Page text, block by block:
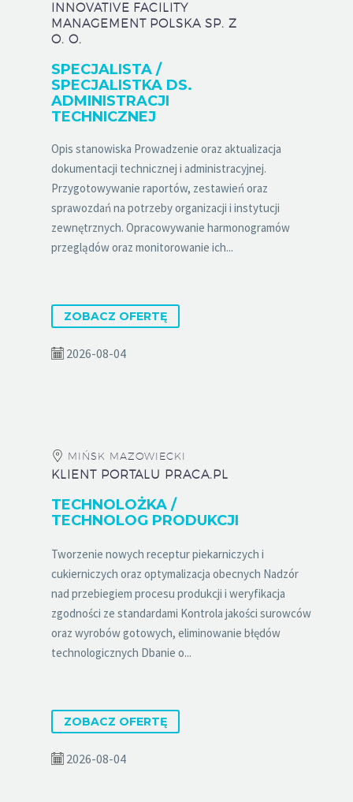
INNOVATIVE FACILITY
MANAGEMENT POLSKA SP. Z
O. O.
SPECJALISTA /
SPECJALISTKA DS.
ADMINISTRACJI
TECHNICZNEJ
Opis stanowiska Prowadzenie oraz aktualizacja
dokumentacji technicznej i administracyjnej.
Przygotowywanie raportów, zestawień oraz
sprawozdań na potrzeby organizacji i instytucji
zewnętrznych. Opracowywanie harmonogramów
przeglądów oraz monitorowanie ich...
ZOBACZ OFERTĘ
2026-08-04
MIŃSK MAZOWIECKI
KLIENT PORTALU PRACA.PL
TECHNOLOŻKA /
TECHNOLOG PRODUKCJI
Tworzenie nowych receptur piekarniczych i
cukierniczych oraz optymalizacja obecnych Nadzór
nad przebiegiem procesu produkcji i weryfikacja
zgodności ze standardami Kontrola jakości surowców
oraz wyrobów gotowych, eliminowanie błędów
technologicznych Dbanie o...
ZOBACZ OFERTĘ
2026-08-04